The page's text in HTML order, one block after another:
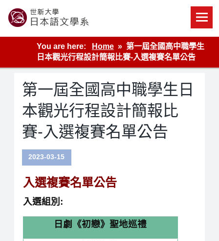
content
世新大學教學單位的網站
You are here:
Home
第一屆全國高中職學生
日本觀光行程設計簡報比賽-入選複賽名單公告
第一屆全國高中職學生日
本觀光行程設計簡報比
賽-入選複賽名單公告
2023-03-15
入選複賽名單公告
入選組別:
日劇《初戀》聖地巡禮